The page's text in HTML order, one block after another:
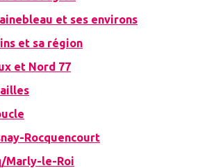
et ses environs
et sa région
et Nord 77
Rocquencourt
Marly-le-Roi